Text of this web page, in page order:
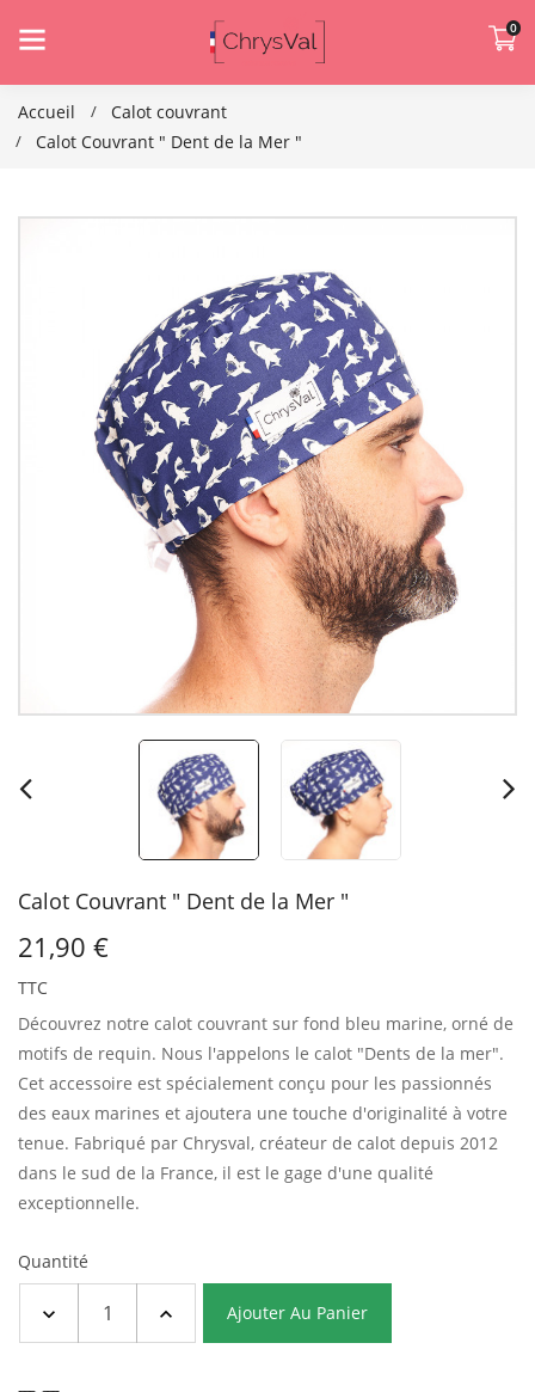
0
Accueil
Calot couvrant
Calot Couvrant " Dent de la Mer "
Calot Couvrant " Dent de la Mer "
21,90 €
TTC
Découvrez notre calot couvrant sur fond bleu marine, orné de
motifs de requin. Nous l'appelons le calot "Dents de la mer".
Cet accessoire est spécialement conçu pour les passionnés
des eaux marines et ajoutera une touche d'originalité à votre
tenue. Fabriqué par Chrysval, créateur de calot depuis 2012
dans le sud de la France, il est le gage d'une qualité
exceptionnelle.
Quantité
Ajouter Au Panier